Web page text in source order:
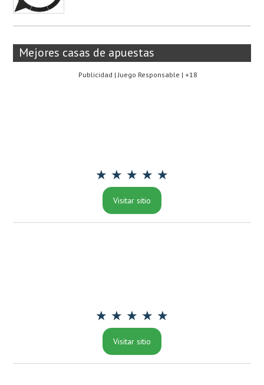
Mejores casas de apuestas
Publicidad | Juego Responsable | +18
★ ★ ★ ★ ★
Visitar sitio
★ ★ ★ ★ ★
Visitar sitio